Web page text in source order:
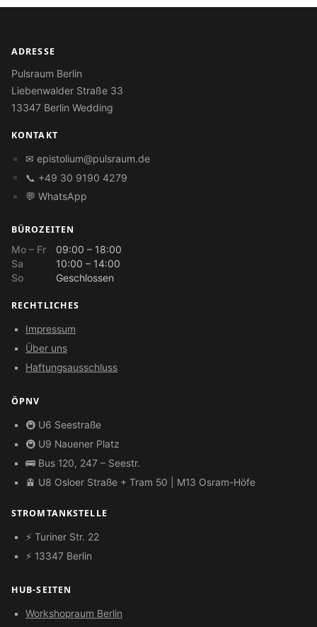
ADRESSE
Pulsraum Berlin
Liebenwalder Straße 33
13347 Berlin Wedding
KONTAKT
✉ epistolium@pulsraum.de
📞 +49 30 9190 4279
💬 WhatsApp
BÜROZEITEN
Mo – Fr
09:00 – 18:00
Sa
10:00 – 14:00
So
Geschlossen
RECHTLICHES
Impressum
Über uns
Haftungsausschluss
ÖPNV
🚇 U6 Seestraße
🚇 U9 Nauener Platz
🚌 Bus 120, 247 – Seestr.
🚊 U8 Osloer Straße + Tram 50 | M13 Osram-Höfe
STROMTANKSTELLE
⚡ Turiner Str. 22
⚡ 13347 Berlin
HUB-SEITEN
Workshopraum Berlin